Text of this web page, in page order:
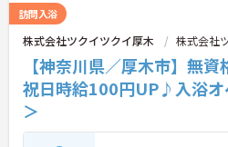
ける風通しの良い社風です。過去3年
正社員登用実績（※2026年5月時点）
得支援制度も完備しているためパート
目指し着実にキャリアアップできる
環境です。
訪問入浴
株式会社ツクイツクイ厚木 株式会社
【神奈川県／厚木市】無
祝日時給100円UP♪入浴オ
＞